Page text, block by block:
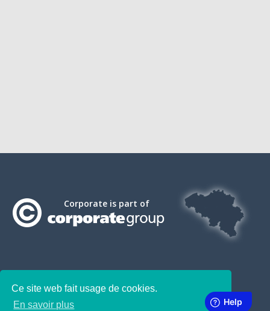
Ce site web fait usage de cookies.
En savoir plus
Corporate is part of
SUBSCRIBE TO OUR NEWSLETTER